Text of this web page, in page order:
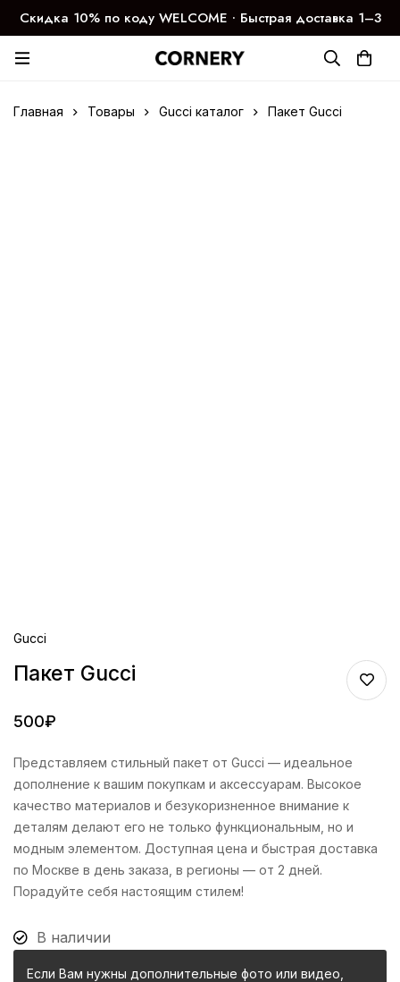
Скидка 10% по коду WELCOME ∙ Быстрая доставка 1–3
дня
Главная Товары Gucci каталог Пакет Gucci
Gucci
Пакет Gucci
500₽
Представляем стильный пакет от Gucci — идеальное
дополнение к вашим покупкам и аксессуарам. Высокое
качество материалов и безукоризненное внимание к
деталям делают его не только функциональным, но и
модным элементом. Доступная цена и быстрая доставка
по Москве в день заказа, в регионы — от 2 дней.
Порадуйте себя настоящим стилем!
В наличии
Если Вам нужны дополнительные фото или видео,